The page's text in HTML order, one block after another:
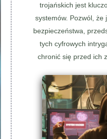
trojańskich jest
systemów. Pozwól, że
bezpieczeństwa,
tych cyfrowych
chronić się przed ich